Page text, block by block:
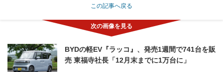
この記事へ戻る
BYDの軽EV『ラッコ』、発売1週間で741台を販
売 東福寺社長「12月末までに1万台に」